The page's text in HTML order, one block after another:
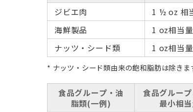
ジビエ肉
1 ½ oz 相
海鮮製品
1 oz相当量
ナッツ・シード類
1 oz相当量
* ナッツ・シード類由来の飽和脂肪は除きま
食品グループ・油
脂類(一例)
食品グルー
最小相